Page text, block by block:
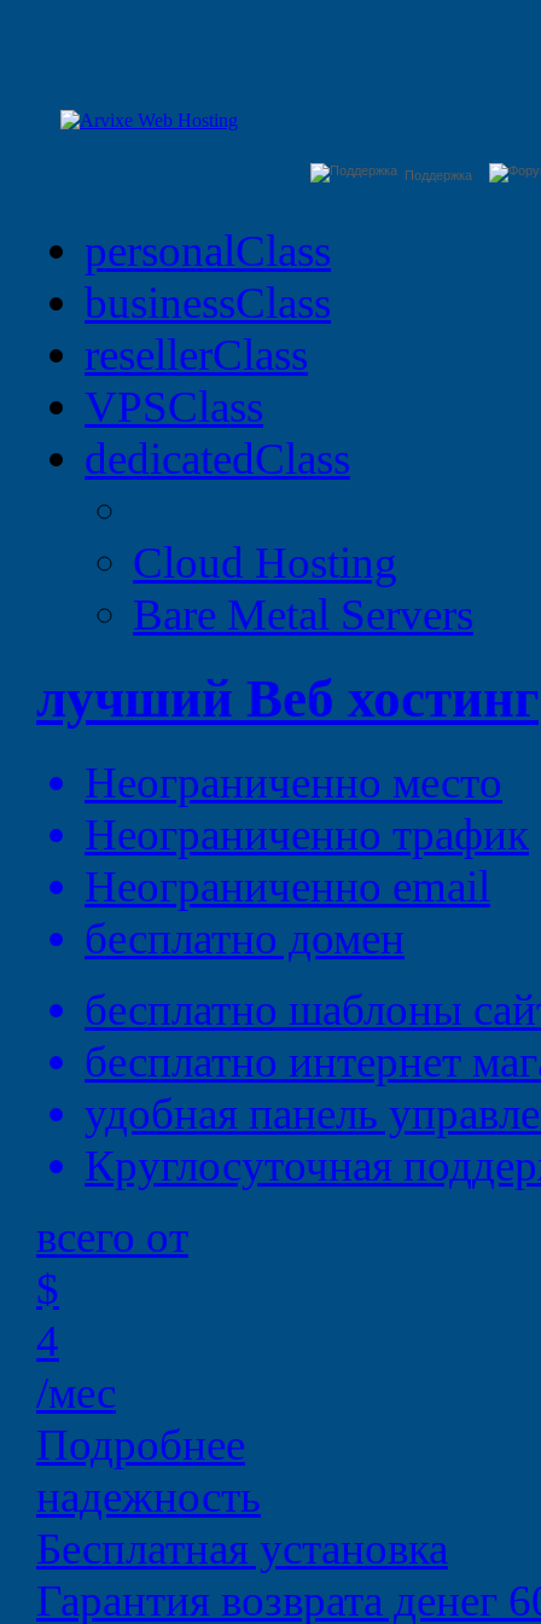
Поддержка
personalClass
businessClass
resellerClass
VPSClass
dedicatedClass
Cloud Hosting
Bare Metal Servers
лучший Веб хостинг
Неограниченно место
Неограниченно трафик
Неограниченно email
бесплатно домен
бесплатно шаблоны
бесплатно интернет
удобная панель
Круглосуточная
всего от
$
4
/мес
Подробнее
надежность
Бесплатная установка
Гарантия возврата денег